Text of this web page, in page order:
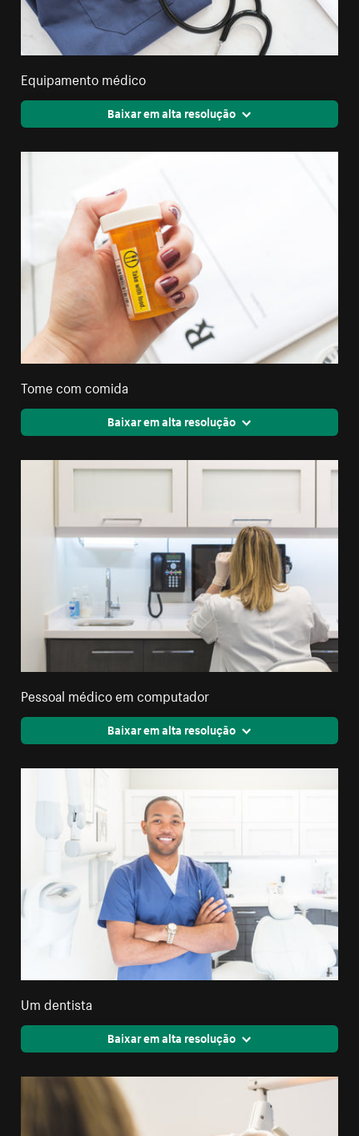
Equipamento médico
Baixar em alta resolução
Tome com comida
Baixar em alta resolução
Pessoal médico em computador
Baixar em alta resolução
Um dentista
Baixar em alta resolução